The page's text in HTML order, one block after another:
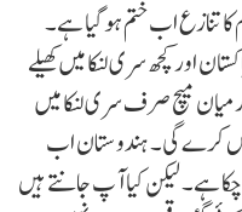
کا تنازع اب ختم ہو گیا ہے۔
اور کچھ سری لنکا میں کھیلے
میچ صرف سری لنکا میں
نہیں کرے گی۔ ہندوستان اب
کپ جیت چکا ہے۔ لیکن کیا آپ جانتے ہیں